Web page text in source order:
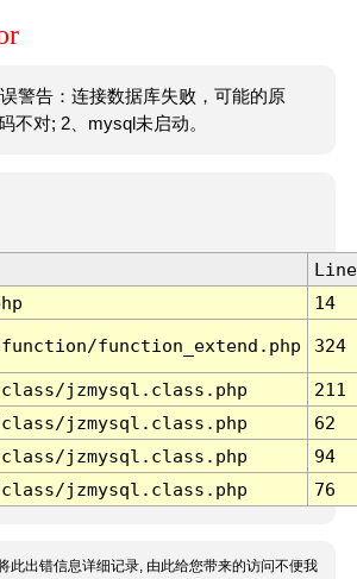
警告：连接数据库失败，可能的原
不对; 2、mysql未启动。
Line
14
function_extend.php 324
jzmysql.class.php
211
jzmysql.class.php
62
jzmysql.class.php
94
jzmysql.class.php 76
此出错信息详细记录, 由此给您带来的访问不便我